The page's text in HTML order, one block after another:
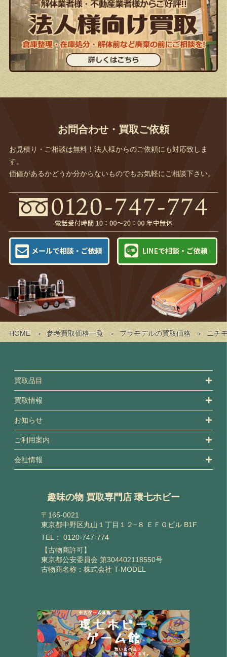
HOME 参考買取価格一覧 プラモデルの買取価格 ニチ
お問合わせ・買取ご依頼
お見積り・ご相談は無料！法人様からのご依頼にも対応致しま
す。
価値があるかどうか分からないものでもお気軽にご相談下さい。
買取品目
買取情報
お知らせ
ご利用案内
会社情報
趣味の物 買取専門店 環七ホビー
〒165-0021
東京都中野区丸山１丁目１２−８ ＥＦＧビル B1F
TEL： 0120-747-774
【古物商許可】
東京都公安委員会 第304402118550号
古物商名称：株式会社 T-MODEL